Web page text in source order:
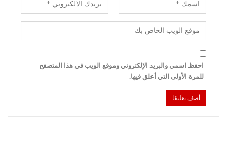
احفظ اسمي والبريد الإلكتروني وموقع الويب في هذا المتصفح
للمرة الأولى التي أعلق فيها.